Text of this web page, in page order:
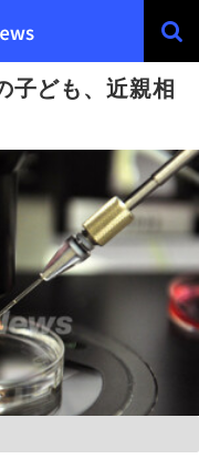
子ども、近親相